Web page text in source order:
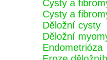
Cysty a
Cysty a
Děložní cysty
Děložní
Endometrióza